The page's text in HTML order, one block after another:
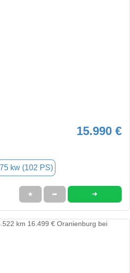
15.990 €
75 kw (102 PS)
★ ➦ ➜